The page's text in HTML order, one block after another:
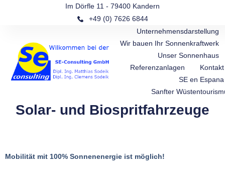
Im Dörfle 11 - 79400 Kandern
+49 (0) 7626 6844
Unternehmensdarstellung
Wir bauen Ihr Sonnenkraftwerk
Unser Sonnenhaus
Referenzanlagen
Kontakt
SE en Espana
Sanfter
Solar- und Biospritfahrzeuge
Mobilität mit 100% Sonnenenergie ist möglich!